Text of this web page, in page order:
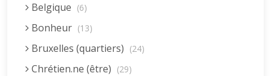
Belgique (6)
Bonheur (13)
Bruxelles (quartiers) (24)
Chrétien.ne (être) (29)